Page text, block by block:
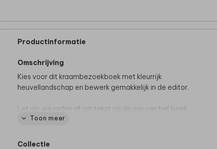
Productinformatie
Omschrijving
Kies voor dit kraambezoekboek met kleurrijk
heuvellandschap en bewerk gemakkelijk in de editor.
Let op: we raden af om tekst op de rug van het boek
te plaatsen.
Toon meer
Collectie